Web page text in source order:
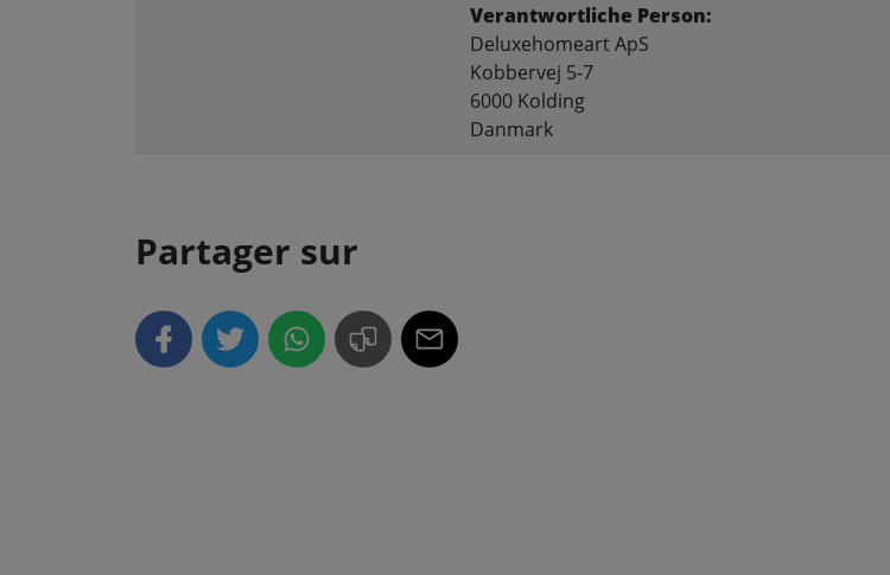
Verantwortliche Person:
Deluxehomeart ApS
Kobbervej 5-7
6000 Kolding
Danmark
Partager sur